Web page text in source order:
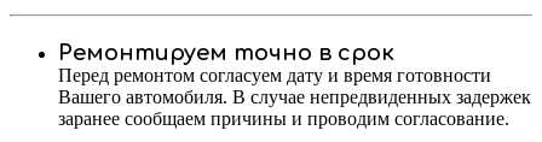
Ремонтируем точно в срок
Перед ремонтом согласуем дату и время готовности
Вашего автомобиля. В случае непредвиденных задержек
заранее сообщаем причины и проводим согласование.